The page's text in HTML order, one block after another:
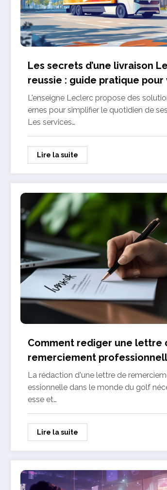
Les secrets d’une livraison
reussie : guide pratique pour
courses
L'enseigne Leclerc propose des
ernes pour simplifier le quotidien de
Les services…
Lire la suite
Comment rediger une lettre
remerciement
efficace : un atout majeur
votre reseau dans le golf
La rédaction d'une lettre de
essionnelle dans le monde du golf
esse et…
Lire la suite